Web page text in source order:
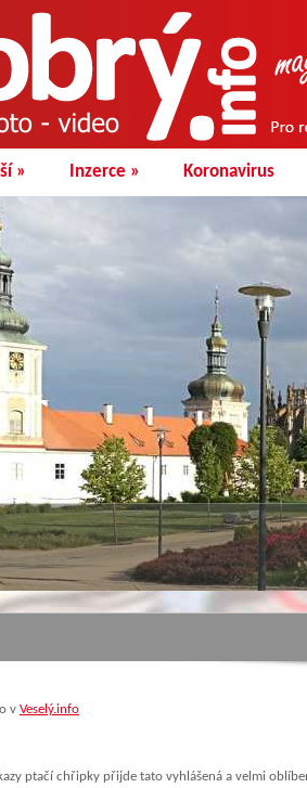
» Inzerce » Koronavirus
v Veselý.info
ptačí chřipky přijde tato vyhlášená a velmi